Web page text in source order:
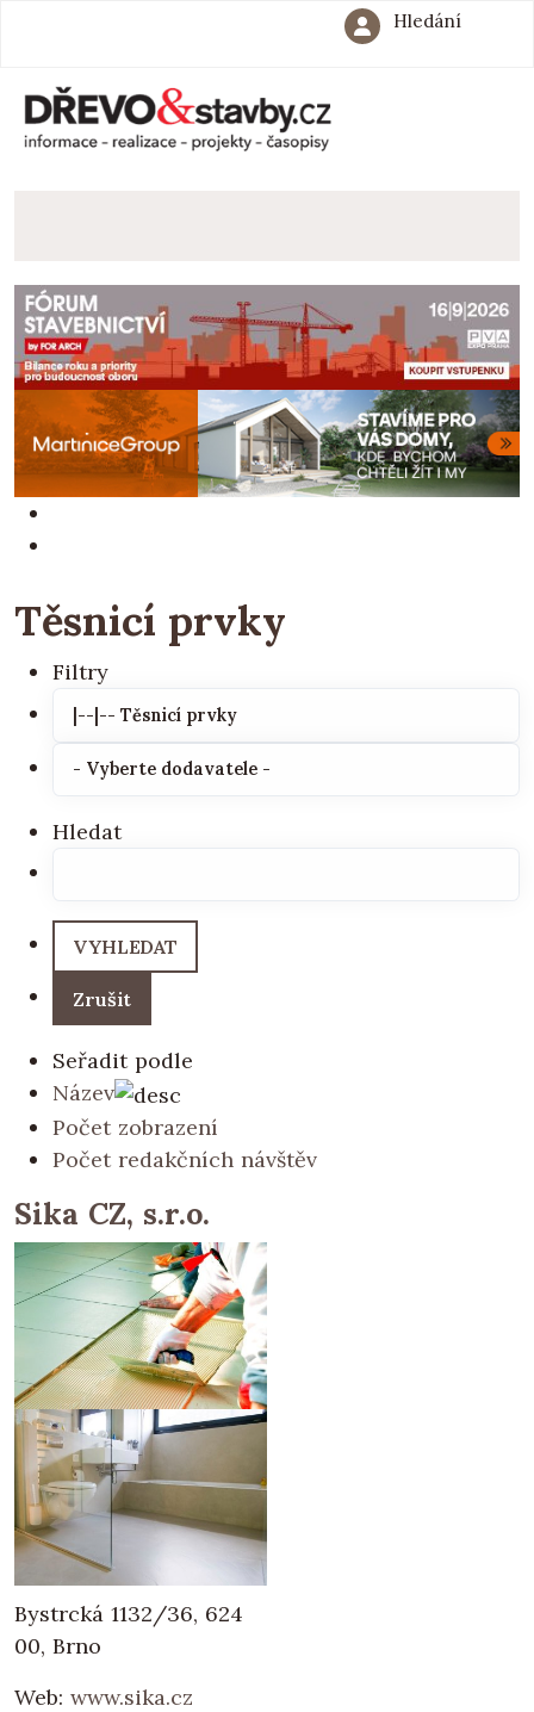
Hledání
Těsnicí prvky
Filtry
Hledat
Seřadit podle
Název
Počet zobrazení
Počet redakčních návštěv
Sika CZ, s.r.o.
Bystrcká 1132/36, 624
00, Brno
Web: www.sika.cz